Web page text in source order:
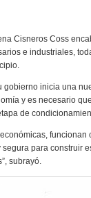
Cisneros Coss
e industriales,
inicia una
y es necesario
de
para construir
subrayó.